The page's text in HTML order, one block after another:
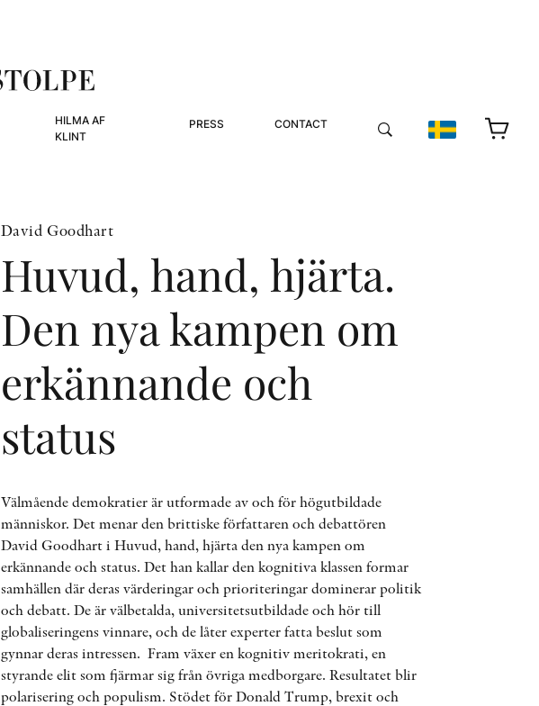
HILMA AF
KLINT
PRESS CONTACT
PEER REVIEW PROCESS
David Goodhart
Huvud, hand, hjärta.
Den nya kampen om
erkännande och
status
Välmående demokratier är utformade av och för högutbildade
människor. Det menar den brittiske författaren och debattören
David Goodhart i Huvud, hand, hjärta den nya kampen om
erkännande och status. Det han kallar den kognitiva klassen formar
samhällen där deras värderingar och prioriteringar dominerar politik
och debatt. De är välbetalda, universitetsutbildade och hör till
globaliseringens vinnare, och de låter experter fatta beslut som
gynnar deras intressen. Fram växer en kognitiv meritokrati, en
styrande elit som fjärmar sig från övriga medborgare. Resultatet blir
polarisering och populism. Stödet för Donald Trump, brexit och